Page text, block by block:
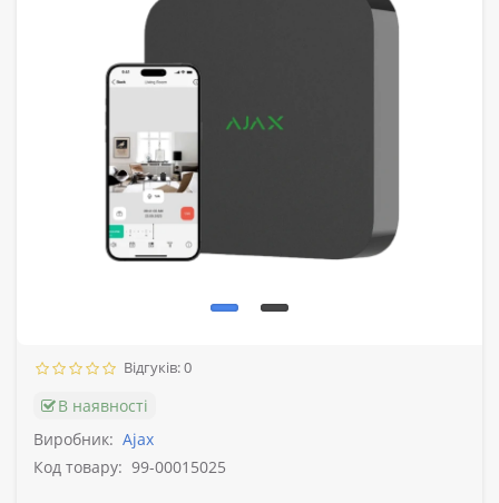
Відгуків: 0
В наявності
Виробник: Ajax
Код товару: 99-00015025